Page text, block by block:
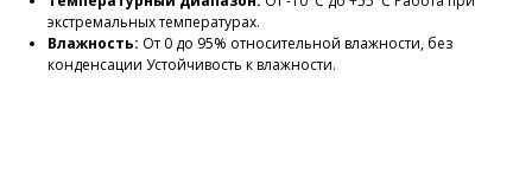
экстремальных температурах.
Влажность: От 0 до 95% относительной влажности, без
конденсации Устойчивость к влажности.